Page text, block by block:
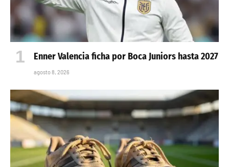
Enner Valencia ficha por Boca Juniors hasta 2027
agosto 8, 2026